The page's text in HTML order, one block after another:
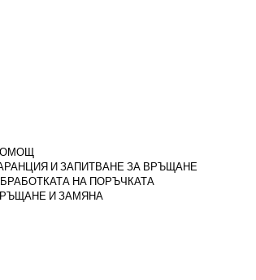
И ЗАПИТВАНЕ ЗА ВРЪЩАНЕ
НА ПОРЪЧКАТА
И ЗАМЯНА